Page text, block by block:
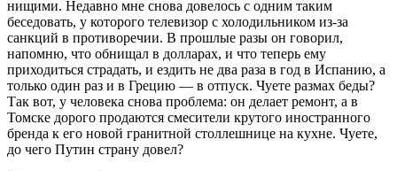
нищими. Недавно мне снова довелось с одним таким
беседовать, у которого телевизор с холодильником из-за
санкций в противоречии. В прошлые разы он говорил,
напомню, что обнищал в долларах, и что теперь ему
приходиться страдать, и ездить не два раза в год в Испанию, а
только один раз и в Грецию — в отпуск. Чуете размах беды?
Так вот, у человека снова проблема: он делает ремонт, а в
Томске дорого продаются смесители крутого иностранного
бренда к его новой гранитной столлешнице на кухне. Чуете,
до чего Путин страну довел?